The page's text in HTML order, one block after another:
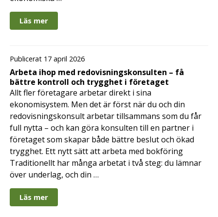
Läs mer
Publicerat 17 april 2026
Arbeta ihop med redovisningskonsulten – få
bättre kontroll och trygghet i företaget
Allt fler företagare arbetar direkt i sina
ekonomisystem. Men det är först när du och din
redovisningskonsult arbetar tillsammans som du får
full nytta – och kan göra konsulten till en partner i
företaget som skapar både bättre beslut och ökad
trygghet. Ett nytt sätt att arbeta med bokföring
Traditionellt har många arbetat i två steg: du lämnar
över underlag, och din …
Läs mer